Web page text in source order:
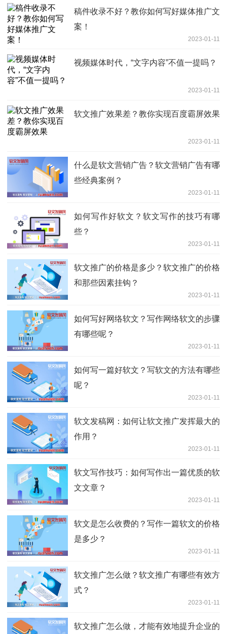
稿件收录不好？教你如何写好媒体推广文
案！
2023-01-11
视频媒体时代，“文字内容”不值一提吗？
2023-01-11
软文推广效果差？教你实现百度霸屏效果
2023-01-11
什么是软文营销广告？软文营销广告有哪
些经典案例？
2023-01-11
如何写作好软文？软文写作的技巧有哪
些？
2023-01-11
软文推广的价格是多少？软文推广的价格
和那些因素挂钩？
2023-01-11
如何写好网络软文？写作网络软文的步骤
有哪些呢？
2023-01-11
如何写一篇好软文？写软文的方法有哪些
呢？
2023-01-11
软文发稿网：如何让软文推广发挥最大的
作用？
2023-01-11
软文写作技巧：如何写作出一篇优质的软
文文章？
2023-01-11
软文是怎么收费的？写作一篇软文的价格
是多少？
2023-01-11
软文推广怎么做？软文推广有哪些有效方
式？
2023-01-11
软文推广怎么做，才能有效地提升企业的